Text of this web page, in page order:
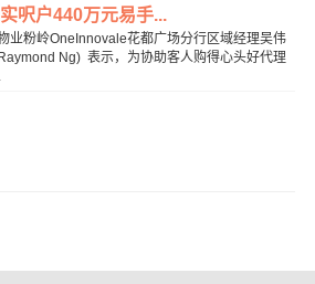
呎户440万元易手...
业粉岭OneInnovale花都广场分行区域经理吴伟
Ng) 表示，为协助客人购得心头好代理